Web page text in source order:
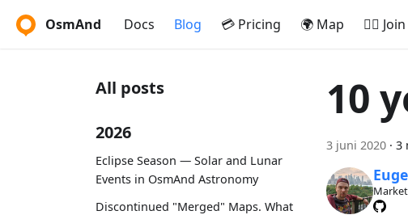
OsmAnd Docs Blog 💳 Pricing 🌍 Map 🚵‍♂️
All posts
2026
Eclipse Season — Solar and Lunar
Events in OsmAnd Astronomy
Discontinued "Merged" Maps. What
10
3 juni 2020 · 3